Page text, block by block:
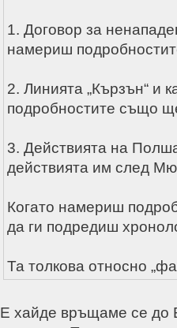
1. Договор за
намериш
2. Линията „Кързън“ и
подробностите също
3. Действията на
действията им след
Когато намериш
да ги подредиш
Та толкова относно
Е хайде връщаме се до